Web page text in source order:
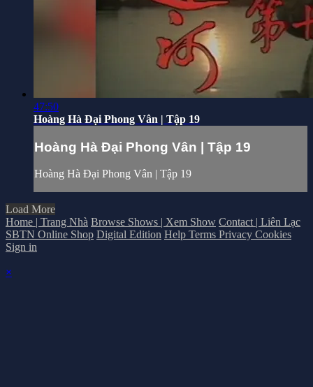
47:50
Hoàng Hà Đại Phong Vân | Tập 19
Hoàng Hà Đại Phong Vân | Tập 19
Hoàng Hà Đại Phong Vân | Tập 19
Load More
Home | Trang Nhà Browse Shows | Xem Show Contact | Liên Lạc
SBTN Online Shop Digital Edition Help Terms Privacy Cookies
Sign in
×